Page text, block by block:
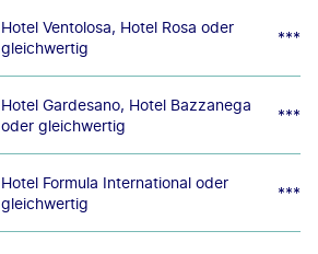
Hotel Ventolosa, Hotel Rosa oder
gleichwertig
***
Hotel Gardesano, Hotel Bazzanega
oder gleichwertig
***
Hotel Formula International oder
gleichwertig
***